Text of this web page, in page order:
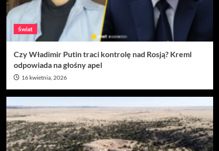
Świat
Czy Władimir Putin traci kontrolę nad Rosją? Kreml
odpowiada na głośny apel
16 kwietnia, 2026